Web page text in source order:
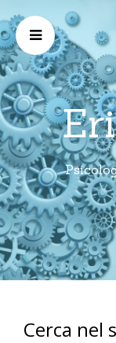
Cerca nel